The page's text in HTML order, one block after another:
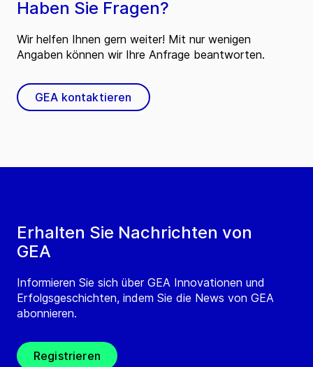
Erhalten Sie Nachrichten von
GEA
Informieren Sie sich über GEA Innovationen und
Erfolgsgeschichten, indem Sie die News von GEA
abonnieren.
Registrieren
Haben Sie Fragen?
Wir helfen Ihnen gern weiter! Mit nur wenigen
Angaben können wir Ihre Anfrage beantworten.
GEA kontaktieren